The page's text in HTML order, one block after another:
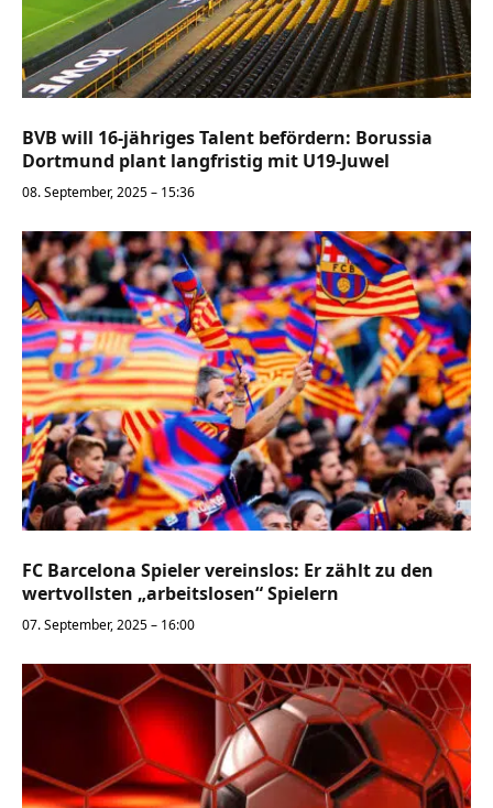
BVB will 16-jähriges Talent befördern: Borussia
Dortmund plant langfristig mit U19-Juwel
08. September, 2025 – 15:36
FC Barcelona Spieler vereinslos: Er zählt zu den
wertvollsten „arbeitslosen“ Spielern
07. September, 2025 – 16:00